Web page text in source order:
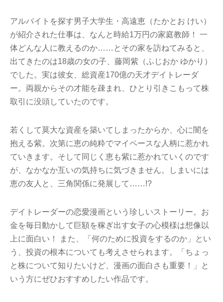
アルバイトを探す男子大学生・高遠恵（たかとお けい）
が紹介された仕事は、なんと時給1万円の家庭教師！ 一
体どんな人に教えるのか……とその家を訪ねてみると、
出てきたのは18歳の女の子、藤岡紫（ふじおか ゆかり）
でした。実は彼女、総資産170億の天才デイトレーダ
ー。両親からその才能を疎まれ、ひとり引きこもって株
取引に没頭していたのです。
若くして莫大な資産を築いてしまったからか、心に闇を
抱える紫。次第に恵の純粋でマイペースな人柄に惹かれ
ていきます。そして同じく恵も紫に惹かれていくのです
が、なかなか互いの気持ちに気づきません。しまいには
恵の友人と、三角関係に発展して……!?
デイトレーダーの恋愛漫画という珍しいストーリー。お
金を毎日動かして巨額を稼ぎ出す女子の心模様は想像以
上に面白い！ また、「何のために投資をするのか」とい
う、投資の根本についても考えさせられます。「ちょっ
と株について知りたいけど、漫画の面白さも重要！」と
いう方にぜひおすすめしたい作品です。